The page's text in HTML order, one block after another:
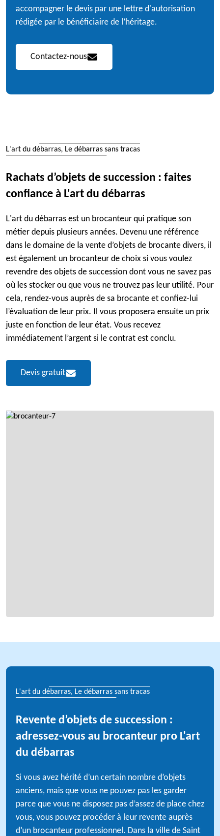
accompagner le devis par une lettre d'autorisation
rédigée par le bénéficiaire de l’héritage.
Contactez-nous
L'art du débarras, Le débarras sans tracas
Rachats d’objets de succession : faites
confiance à L'art du débarras
L'art du débarras est un brocanteur qui pratique son
métier depuis plusieurs années. Devenu une référence
dans le domaine de la vente d’objets de brocante divers, il
est également un brocanteur de choix si vous voulez
revendre des objets de succession dont vous ne savez pas
où les stocker ou que vous ne trouvez pas leur utilité. Pour
cela, rendez-vous auprès de sa brocante et confiez-lui
l’évaluation de leur prix. Il vous proposera ensuite un prix
juste en fonction de leur état. Vous recevez
immédiatement l’argent si le contrat est conclu.
Devis gratuit
L'art du débarras, Le débarras sans tracas
Revente d’objets de succession :
adressez-vous au brocanteur pro L'art
du débarras
Si vous avez hérité d’un certain nombre d’objets
anciens, mais que vous ne pouvez pas les garder
parce que vous ne disposez pas d’assez de place chez
vous, vous pouvez procéder à leur revente auprès
d’un brocanteur professionnel. Dans la ville de Saint